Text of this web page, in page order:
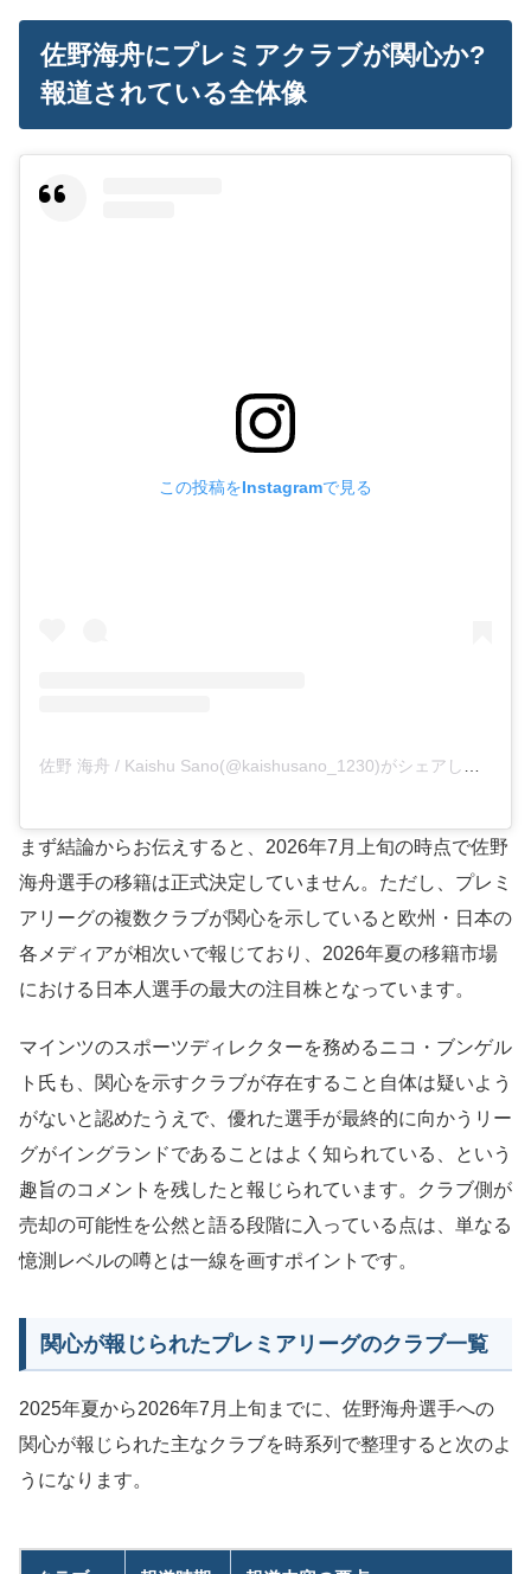
佐野海舟にプレミアクラブが関心か?
報道されている全体像
この投稿をInstagramで見る
まず結論からお伝えすると、2026年7月上旬の時点で佐野
海舟選手の移籍は正式決定していません。ただし、プレミ
アリーグの複数クラブが関心を示していると欧州・日本の
各メディアが相次いで報じており、2026年夏の移籍市場
における日本人選手の最大の注目株となっています。
マインツのスポーツディレクターを務めるニコ・ブンゲル
ト氏も、関心を示すクラブが存在すること自体は疑いよう
がないと認めたうえで、優れた選手が最終的に向かうリー
グがイングランドであることはよく知られている、という
趣旨のコメントを残したと報じられています。クラブ側が
売却の可能性を公然と語る段階に入っている点は、単なる
憶測レベルの噂とは一線を画すポイントです。
関心が報じられたプレミアリーグのクラブ一覧
2025年夏から2026年7月上旬までに、佐野海舟選手への
関心が報じられた主なクラブを時系列で整理すると次のよ
うになります。